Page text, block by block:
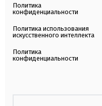
Политика
конфиденциальности
Политика использования
искусственного интеллекта
Политика
конфиденциальности